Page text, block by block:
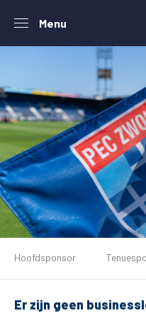
Menu
Tickets
Matchdays
Hoofdsponsor
Er zijn geen